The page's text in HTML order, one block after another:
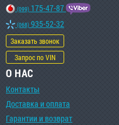
(099) 175-47-87
(068) 935-52-32
Заказать звонок
Запрос по VIN
О НАС
Контакты
Доставка и оплата
Гарантии и возврат